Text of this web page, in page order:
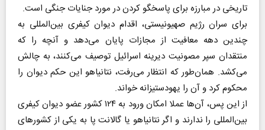
تاریخی در مبارزه برای پاسخگو کردن در مورد جنایات جنگی است.
برای سران رژیم صهیونیستی، اقدام دیوان کیفری بین‌المللی به
چندین دهه معافیت از مجازات پایان می‌دهد و آنچه را که
منتقدان سپر مصونیت دیرینه اسرائیل توصیف می‌کنند، به چالش
می‌کشد. همان‌طور که انتظار می‌رفت، نتانیاهو این حکم دیوان را
محکوم کرد و آن را یهودستیزانه خواند.
از این پس، آن‌ها عملا امکان ورود به ۱۲۴ کشور عضو دیوان کیفری
بین‌المللی را ندارند و اگر نتانیاهو یا گالانت پا به یکی از کشور‌های